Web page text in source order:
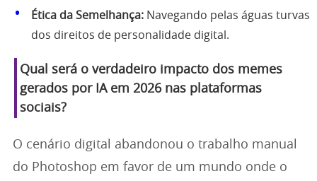
Ética da Semelhança: Navegando pelas águas turvas
dos direitos de personalidade digital.
Qual será o verdadeiro impacto dos memes
gerados por IA em 2026 nas plataformas
sociais?
O cenário digital abandonou o trabalho manual
do Photoshop em favor de um mundo onde o